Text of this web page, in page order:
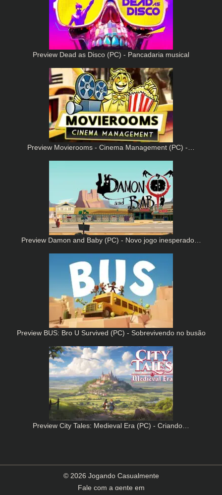
Preview Dead as Disco (PC) - Pancadaria musical
Preview Movierooms - Cinema Management (PC) -…
Preview Damon and Baby (PC) - Novo jogo inesperado…
Preview BUS: Bro U Survived (PC) - Sobrevivendo no busão
Preview City Tales: Medieval Era (PC) - Criando…
© 2026 Jogando Casualmente
Fale com a gente em